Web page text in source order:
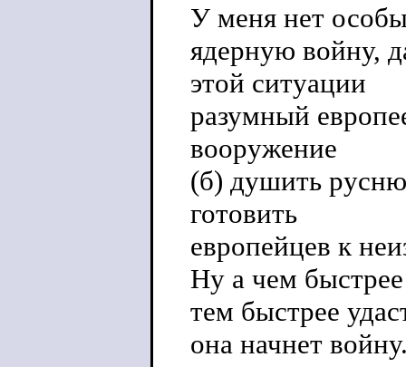
У меня нет
ядерную войну,
этой ситуации
разумный
вооружение
(б) душить
готовить
европейцев к
Ну а чем
тем быстрее
она начнет